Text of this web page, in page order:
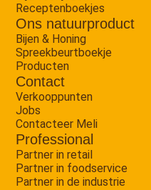
Receptenboekjes
Ons natuurproduct
Bijen & Honing
Spreekbeurtboekje
Producten
Contact
Verkooppunten
Jobs
Contacteer Meli
Professional
Partner in retail
Partner in foodservice
Partner in de industrie